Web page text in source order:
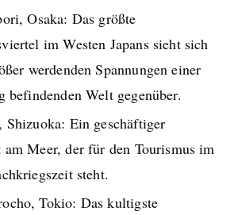
Osaka: Das größte
im Westen Japans sieht sich
werdenden Spannungen einer
befindenden Welt gegenüber.
Shizuoka: Ein geschäftiger
Meer, der für den Tourismus im
steht.
Tokio: Das kultigste